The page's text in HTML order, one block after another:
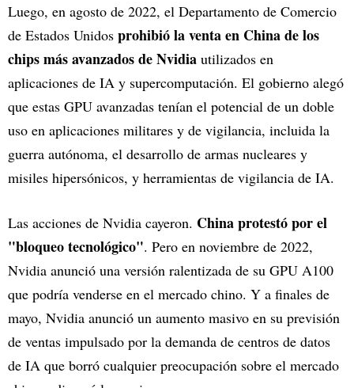
Luego, en agosto de 2022, el Departamento de Comercio
de Estados Unidos prohibió la venta en China de los
chips más avanzados de Nvidia utilizados en
aplicaciones de IA y supercomputación. El gobierno alegó
que estas GPU avanzadas tenían el potencial de un doble
uso en aplicaciones militares y de vigilancia, incluida la
guerra autónoma, el desarrollo de armas nucleares y
misiles hipersónicos, y herramientas de vigilancia de IA.
Las acciones de Nvidia cayeron. China protestó por el
"bloqueo tecnológico". Pero en noviembre de 2022,
Nvidia anunció una versión ralentizada de su GPU A100
que podría venderse en el mercado chino. Y a finales de
mayo, Nvidia anunció un aumento masivo en su previsión
de ventas impulsado por la demanda de centros de datos
de IA que borró cualquier preocupación sobre el mercado